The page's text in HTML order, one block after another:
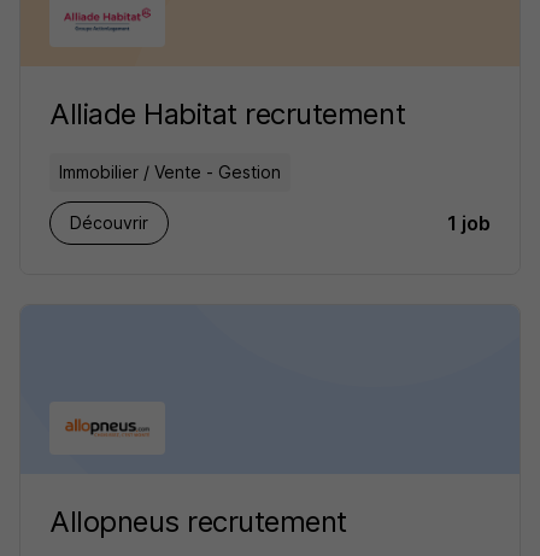
Alliade Habitat recrutement
Immobilier / Vente - Gestion
Découvrir 1 job
Allopneus recrutement